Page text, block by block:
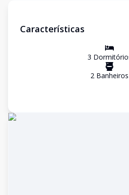
Características
3 Dormitório
2 Banheiros